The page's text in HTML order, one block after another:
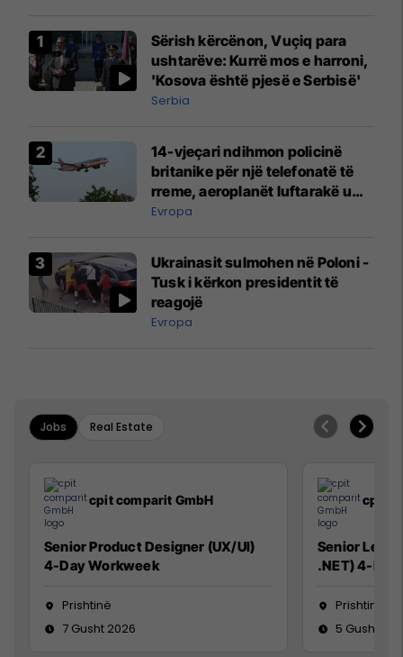
Sërish kërcënon, Vuçiq para
ushtarëve: Kurrë mos e harroni,
'Kosova është pjesë e Serbisë'
Serbia
14-vjeçari ndihmon policinë
britanike për një telefonatë të
rreme, aeroplanët luftarakë u
ngritën në ajër për të
Mançesterit
Evropa
Ukrainasit sulmohen në Poloni -
Tusk i kërkon presidentit të
reagojë
Evropa
Jobs Real Estate
cpit comparit GmbH
Senior Product Designer (UX/UI)
4-Day Workweek
Prishtinë
7 Gusht 2026
cpit
Senior Lead
.NET) 4-
Prishtinë
5 Gusht